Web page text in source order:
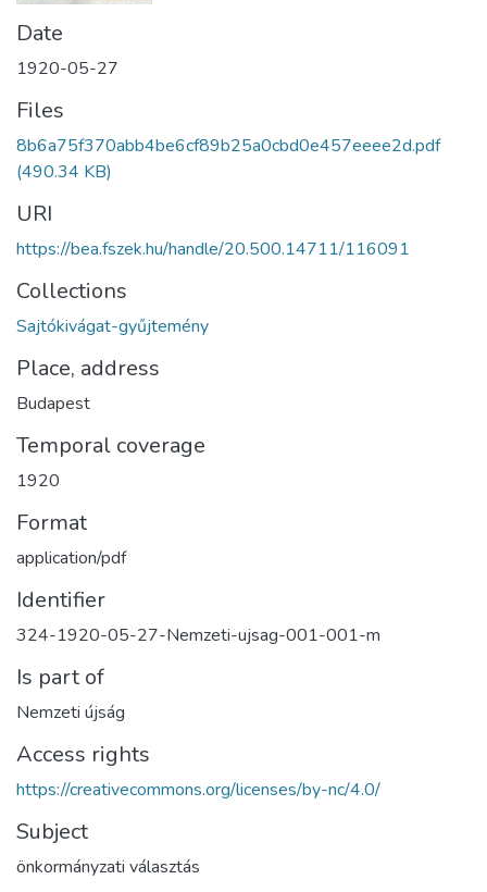
Date
1920-05-27
Files
8b6a75f370abb4be6cf89b25a0cbd0e457eeee2d.pdf
(490.34 KB)
URI
https://bea.fszek.hu/handle/20.500.14711/116091
Collections
Sajtókivágat-gyűjtemény
Place, address
Budapest
Temporal coverage
1920
Format
application/pdf
Identifier
324-1920-05-27-Nemzeti-ujsag-001-001-m
Is part of
Nemzeti újság
Access rights
https://creativecommons.org/licenses/by-nc/4.0/
Subject
önkormányzati választás